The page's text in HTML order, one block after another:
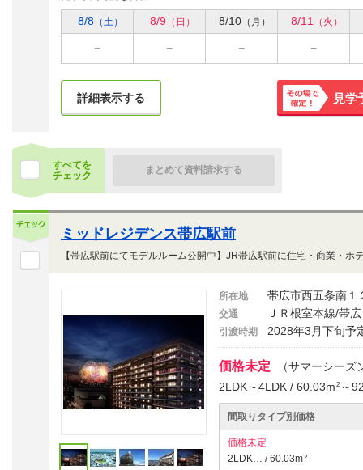
8/8 （土） 8/9 （日） 8/10 （月） 8/11 （火）
詳細表示する
その場で
見学
すべてを
チェック
まとめて資料請求する
ミッドレジデンス帯広駅前
所在地 帯広市西五条南１
交通 ＪＲ根室本線/帯
引渡時期 2028年3月下旬予
価格未定 （サマーシーズ
2LDK～4LDK / 60.03m 2 ～
間取りタイプ別価格
価格未定
2LDK… / 60.03m2